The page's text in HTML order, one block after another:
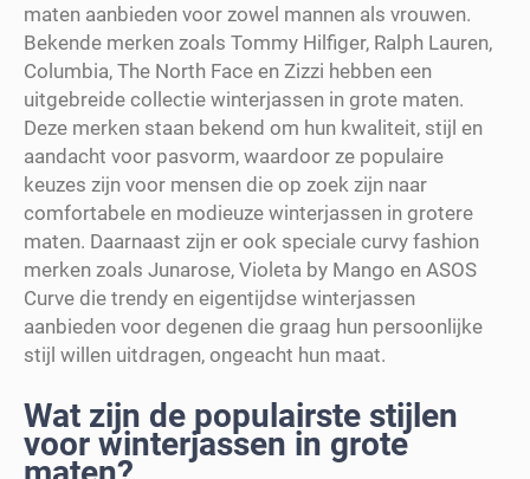
maten aanbieden voor zowel mannen als vrouwen.
Bekende merken zoals Tommy Hilfiger, Ralph Lauren,
Columbia, The North Face en Zizzi hebben een
uitgebreide collectie winterjassen in grote maten.
Deze merken staan bekend om hun kwaliteit, stijl en
aandacht voor pasvorm, waardoor ze populaire
keuzes zijn voor mensen die op zoek zijn naar
comfortabele en modieuze winterjassen in grotere
maten. Daarnaast zijn er ook speciale curvy fashion
merken zoals Junarose, Violeta by Mango en ASOS
Curve die trendy en eigentijdse winterjassen
aanbieden voor degenen die graag hun persoonlijke
stijl willen uitdragen, ongeacht hun maat.
Wat zijn de populairste stijlen
voor winterjassen in grote